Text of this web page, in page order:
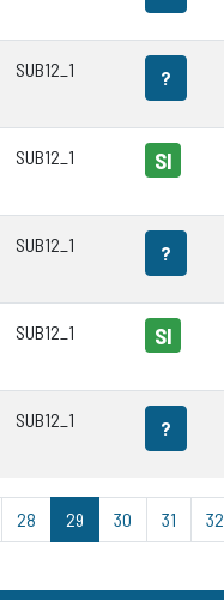
SUB12_1 ?
SUB12_1 SI
SUB12_1 ?
SUB12_1 SI
SUB12_1 ?
28 29 30 31 32